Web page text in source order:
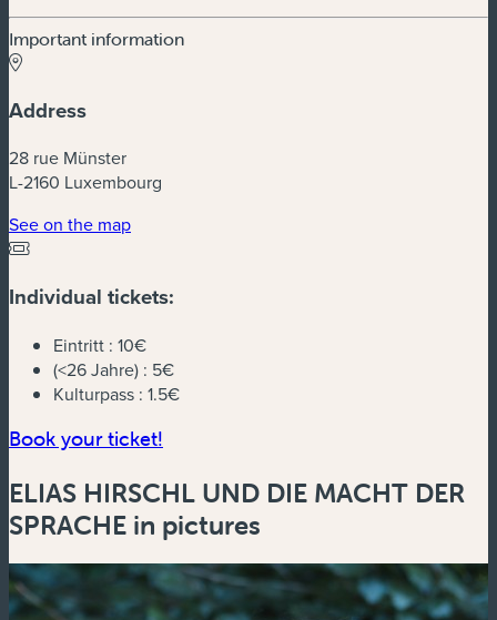
Important information
Address
28 rue Münster
L-2160 Luxembourg
See on the map(new window)
Individual tickets:
Eintritt : 10€
(<26 Jahre) : 5€
Kulturpass : 1.5€
Book your ticket!
ELIAS HIRSCHL UND DIE MACHT DER
SPRACHE in pictures